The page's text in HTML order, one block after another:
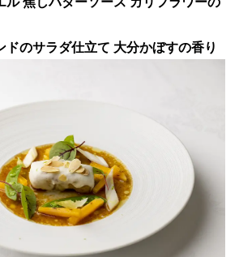
ドのサラダ仕立て 大分かぼすの香り